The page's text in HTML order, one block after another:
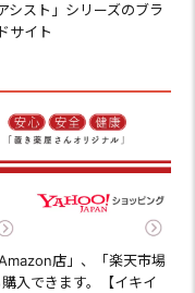
シスト」シリーズのブラ
サイト
店」、「楽天市場
入できます。【イキイ